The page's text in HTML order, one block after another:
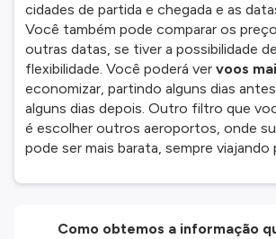
cidades de partida e chegada e as
Você também pode comparar os
outras datas, se tiver a possibilidade
flexibilidade. Você poderá ver voos
economizar, partindo alguns dias
alguns dias depois. Outro filtro que
é escolher outros aeroportos, onde
pode ser mais barata, sempre viajando
Como obtemos a informação